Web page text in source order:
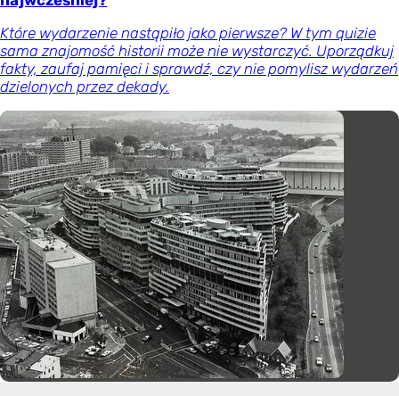
Które wydarzenie nastąpiło jako pierwsze? W tym quizie
sama znajomość historii może nie wystarczyć. Uporządkuj
fakty, zaufaj pamięci i sprawdź, czy nie pomylisz wydarzeń
dzielonych przez dekady.